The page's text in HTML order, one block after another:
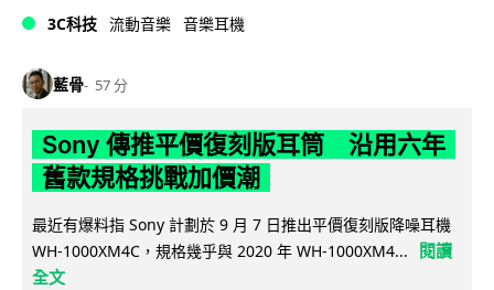
3C科技 流動音樂 音樂耳機
藍骨 57 分
Sony 傳推平價復刻版耳筒 沿用六年
舊款規格挑戰加價潮
最近有爆料指 Sony 計劃於 9 月 7 日推出平價復刻版降噪耳機
WH-1000XM4C，規格幾乎與 2020 年 WH-1000XM4...
閱讀
全文